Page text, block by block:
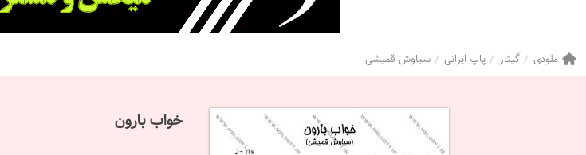
ملودی گیتار پاپ ایرانی سیاوش قمیشی
خواب بارون